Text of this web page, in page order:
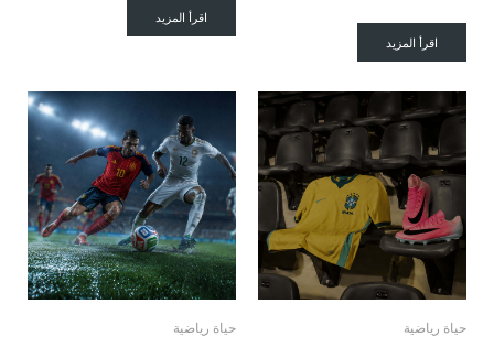
اقرأ المزيد
اقرأ المزيد
حياة رياضية حياة رياضية